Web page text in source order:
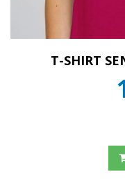
T-SHIRT